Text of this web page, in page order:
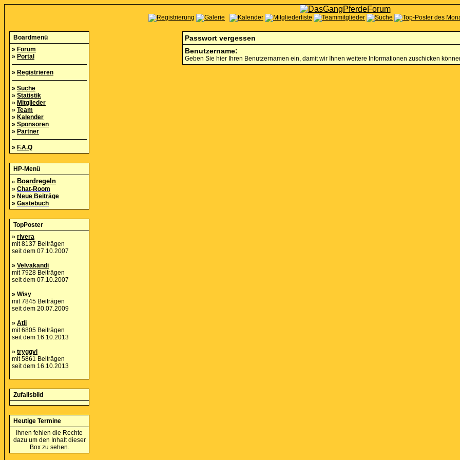
Boardmenü
» Forum
» Portal
» Registrieren
» Suche
» Statistik
» Mitglieder
» Team
» Kalender
» Sponsoren
» Partner
» F.A.Q
HP-Menü
» Boardregeln
» Chat-Room
» Neue Beiträge
» Gästebuch
TopPoster
» rivera
mit 8137 Beiträgen
seit dem 07.10.2007
» Velvakandi
mit 7928 Beiträgen
seit dem 07.10.2007
» Wisy
mit 7845 Beiträgen
seit dem 20.07.2009
» Atli
mit 6805 Beiträgen
seit dem 16.10.2013
» tryggvi
mit 5861 Beiträgen
seit dem 16.10.2013
Zufallsbild
Heutige Termine
Ihnen fehlen die Rechte
dazu um den Inhalt dieser
Box zu sehen.
Passwort vergessen
Benutzername:
Geben Sie hier Ihren Benutzernamen ein, damit wir Ihnen weitere Informationen zuschicken